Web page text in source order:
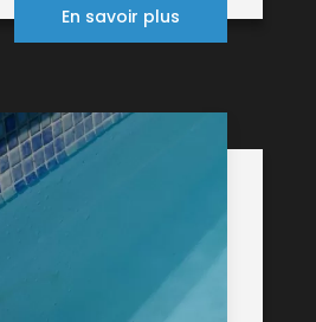
En savoir plus